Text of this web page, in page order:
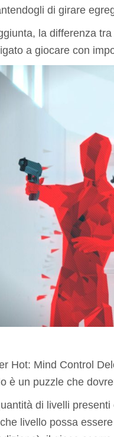
di girare
la differenza
a giocare con
Hot: Mind Control
è un puzzle che
di livelli
livello possa